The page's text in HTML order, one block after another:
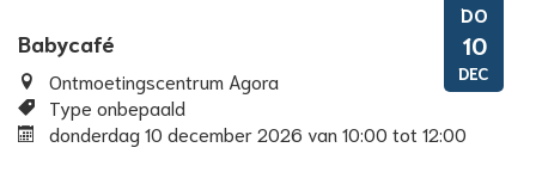
Babycafé
Ontmoetingscentrum Agora
Type onbepaald
donderdag 10 december 2026 van10:00 tot 12:00
DO
10
DEC